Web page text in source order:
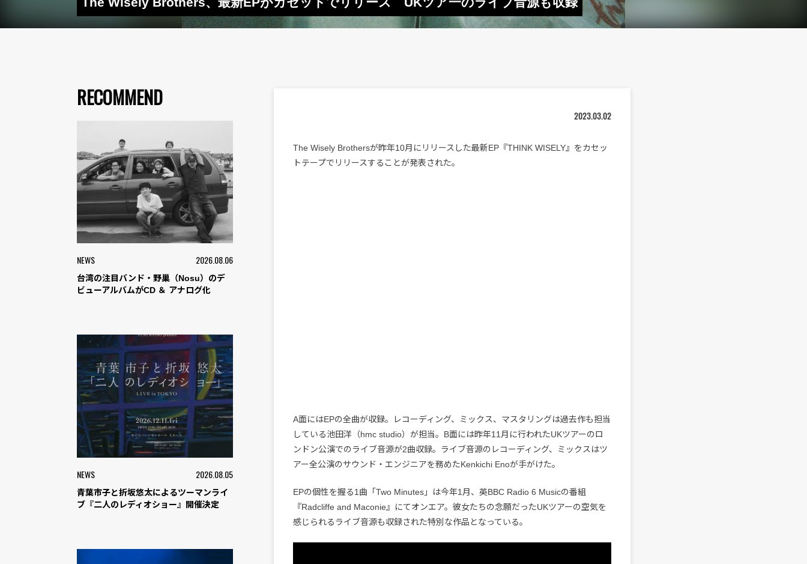
RECOMMEND
NEWS 2026.08.06
台湾の注目バンド・野巢（Nosu）のデ
ビューアルバムがCD ＆ アナログ化
NEWS 2026.08.05
青葉市子と折坂悠太によるツーマンライ
ブ『二人のレディオショー』開催決定
2023.03.02
The Wisely Brothersが昨年10月にリリースした最新EP『THINK WISELY』をカセッ
トテープでリリースすることが発表された。
A面にはEPの全曲が収録。レコーディング、ミックス、マスタリングは過去作も担当
している池田洋（hmc studio）が担当。B面には昨年11月に行われたUKツアーのロ
ンドン公演でのライブ音源が2曲収録。ライブ音源のレコーディング、ミックスはツ
アー全公演のサウンド・エンジニアを務めたKenkichi Enoが手がけた。
EPの個性を握る1曲「Two Minutes」は今年1月、英BBC Radio 6 Musicの番組
『Radcliffe and Maconie』にてオンエア。彼女たちの念願だったUKツアーの空気を
感じられるライブ音源も収録された特別な作品となっている。